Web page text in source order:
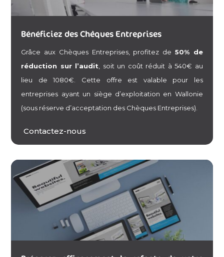
Bénéficiez des Chèques Entreprises
Grâce aux Chèques Entreprises, profitez de 50% de
réduction sur l’audit , soit un coût réduit à 540€ au
lieu de 1080€. Cette offre est valable pour les
entreprises ayant un siège d’exploitation en Wallonie
(sous réserve d’acceptation des Chèques Entreprises).
Contactez-nous